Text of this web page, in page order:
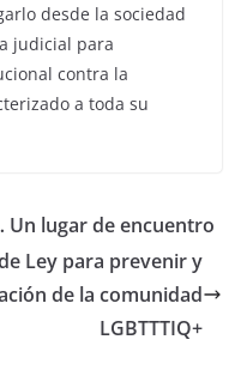
desde la sociedad
judicial para
contra la
a toda su
lugar de encuentro
Ley para prevenir y
de la comunidad
LGBTTTIQ+